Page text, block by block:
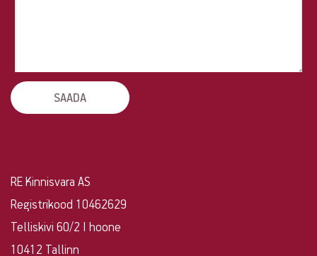
RE Kinnisvara AS
Registrikood 10462629
Telliskivi 60/2 I hoone
10412 Tallinn